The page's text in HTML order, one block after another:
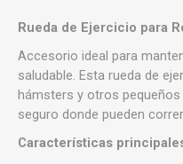
Rueda de Ejercicio para
Accesorio ideal para
saludable. Esta rueda de
hámsters y otros
seguro donde pueden
Características